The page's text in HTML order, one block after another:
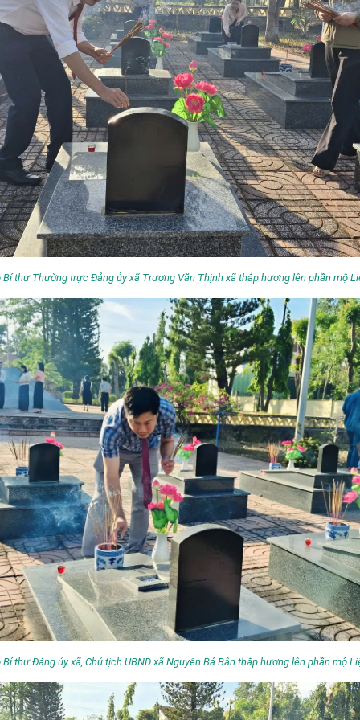
Bí thư Thường trực Đảng ủy xã Trương Văn Thịnh xã thắp hương lên phần mộ
Bí thư Đảng ủy xã, Chủ tịch UBND xã Nguyễn Bá Bân thắp hương lên phần mộ